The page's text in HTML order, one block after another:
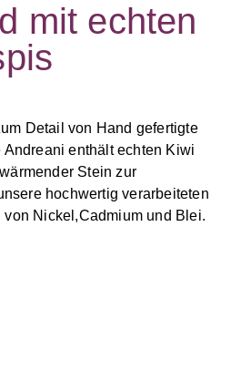
mit echten
Detail von Hand gefertigte
Andreani enthält echten Kiwi
Stein zur
hochwertig verarbeiteten
von Nickel,Cadmium und Blei.